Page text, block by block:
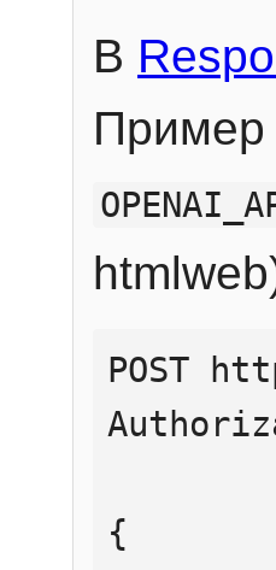
В
Пример
POST
{